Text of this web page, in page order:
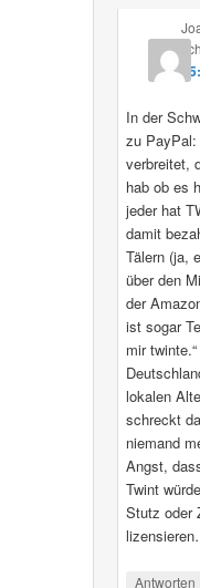
In der
zu PayPal:
verbreitet,
hab ob es
jeder hat
damit
Tälern (ja,
über den
der
ist sogar
mir
lokalen
schreckt
niemand
Angst,
Twint
Stutz oder
Antworten